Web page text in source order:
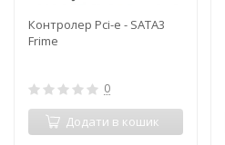
Контролер Pci-e - SATA3
Frime
0
Додати в кошик